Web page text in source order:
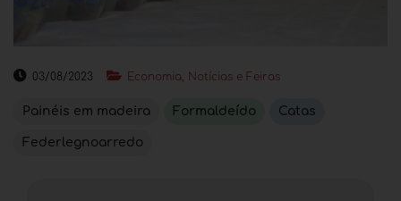
03/08/2023 Economia, Notícias e Feiras
Painéis em madeira Formaldeído Catas
Federlegnoarredo